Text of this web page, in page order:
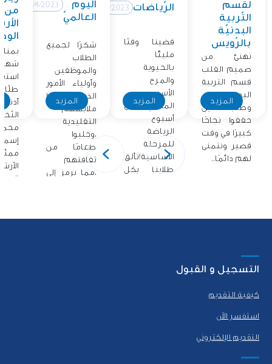
لقسم
التّربية
البدنيّة
بالرّويس
نهنئ من
صميم القلب
قسم التربية
البدنية
وطلابنا الذين
حققوا نجاحًا
كبيرًا في وقت
قصير ونتمنى
لهم دائمًا..
المزيد
الرّياضات 12/4/2023
قضينا وقتًا
مليئًا
بالحيوية
والمرح
الأسبوع
الماضي مع
أسبوع
الرياضة
للمرحلة
الأساسية!تألق
طلابنا بكل
المزيد
اليوم
العالميّ
12/4/2023
شكرًا لجميع
الطلاب
والموظفين
وأولياء الأمور
الذين ارتدوا
ملابسهم
التقليدية
،وجلبوا
طعامًا من
ثقافتهم
،مما يرمز إلى
المزيد
من
شهر
التسجيل و القبول
كيفية التقديم
استفسر الآن
التقديم الإلكتروني